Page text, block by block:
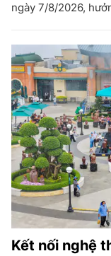
ngày 7/8/2026,
Kết nối nghệ